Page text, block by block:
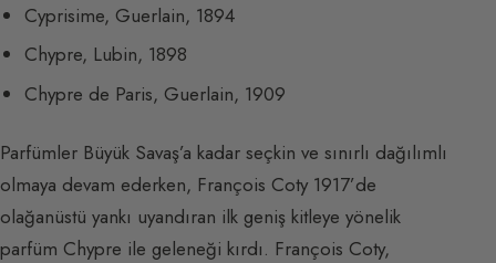
Cyprisime, Guerlain, 1894
Chypre, Lubin, 1898
Chypre de Paris, Guerlain, 1909
Parfümler Büyük Savaş’a kadar seçkin ve sınırlı dağılımlı
olmaya devam ederken, François Coty 1917’de
olağanüstü yankı uyandıran ilk geniş kitleye yönelik
parfüm Chypre ile geleneği kırdı. François Coty,